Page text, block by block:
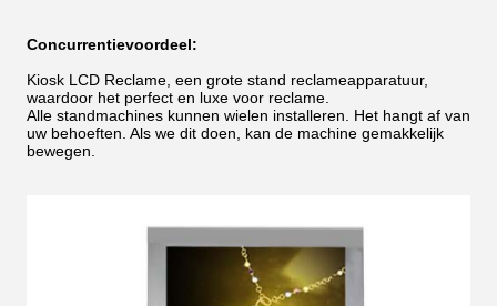
Concurrentievoordeel:
Kiosk LCD Reclame, een grote stand reclameapparatuur,
waardoor het perfect en luxe voor reclame.
Alle standmachines kunnen wielen installeren. Het hangt af van
uw behoeften. Als we dit doen, kan de machine gemakkelijk
bewegen.